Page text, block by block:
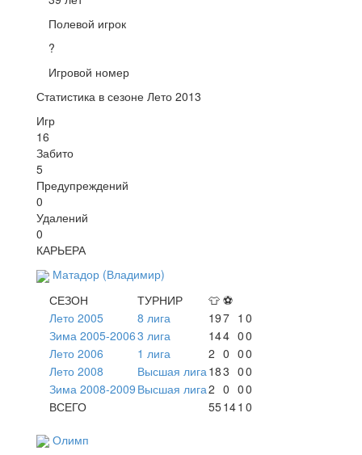
Полевой игрок
?
Игровой номер
Статистика в сезоне Лето 2013
Игр
16
Забито
5
Предупреждений
0
Удалений
0
КАРЬЕРА
Матадор (Владимир)
СЕЗОН
ТУРНИР 👕 ⚽
Лето 2005
8 лига 197 1 0
Зима 2005-20063 лига 144 00
Лето 2006
1 лига 2 0 00
Лето 2008
Высшая лига 183 00
Зима 2008-2009 Высшая лига2 0 00
ВСЕГО
55141 0
Олимп